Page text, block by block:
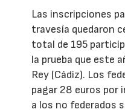
Las inscripciones
travesía quedaron
total de 195
la prueba que este
Rey (Cádiz). Los
pagar 28 euros por
a los no federados